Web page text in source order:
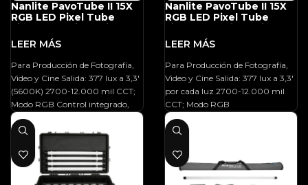
Nanlite PavoTube II 15X
RGB LED Pixel Tube
Light (2′, 2-Light Kit)
Para Producción de Fotografía,
Video y Cine Salida: 377 lux a 3,3′
(5600K) 2700-12.000 mil CCT;
Modo RGB Control integrado,
Nanlite PavoTube II 15X
RGB LED Pixel Tube
Light (2′, 4-Light Kit)
Para Producción de Fotografía,
Video y Cine Salida: 377 lux a 3,3′
por cada luz 2700-12.000 mil
CCT; Modo RGB